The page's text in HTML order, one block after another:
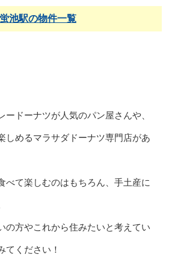
蛍池駅の物件一覧
ードーナツが人気のパン屋さんや、
しめるマラサダドーナツ専門店があ
べて楽しむのはもちろん、手土産に
の方やこれから住みたいと考えてい
てください！